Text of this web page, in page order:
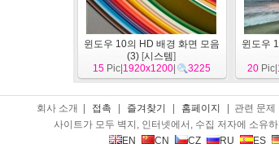
윈도우 10의 HD 배경 화면 모음
(3) [시스템]
15Pic| 1920x1200| 3225
윈도우
20 Pic|
회사 소개 | 접촉 즐겨찾기 홈페이지 | 관련 문
사이트가 모두 벽지, 인터넷에서, 수집 저자에 소유
EN
CN CZ RU ES